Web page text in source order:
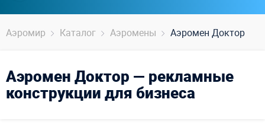
Аэромир Каталог Аэромены Аэромен Доктор
Аэромен Доктор — рекламные
конструкции для бизнеса